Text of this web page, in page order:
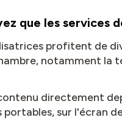
que les services
profitent de
notamment la
directement
sur l'écran